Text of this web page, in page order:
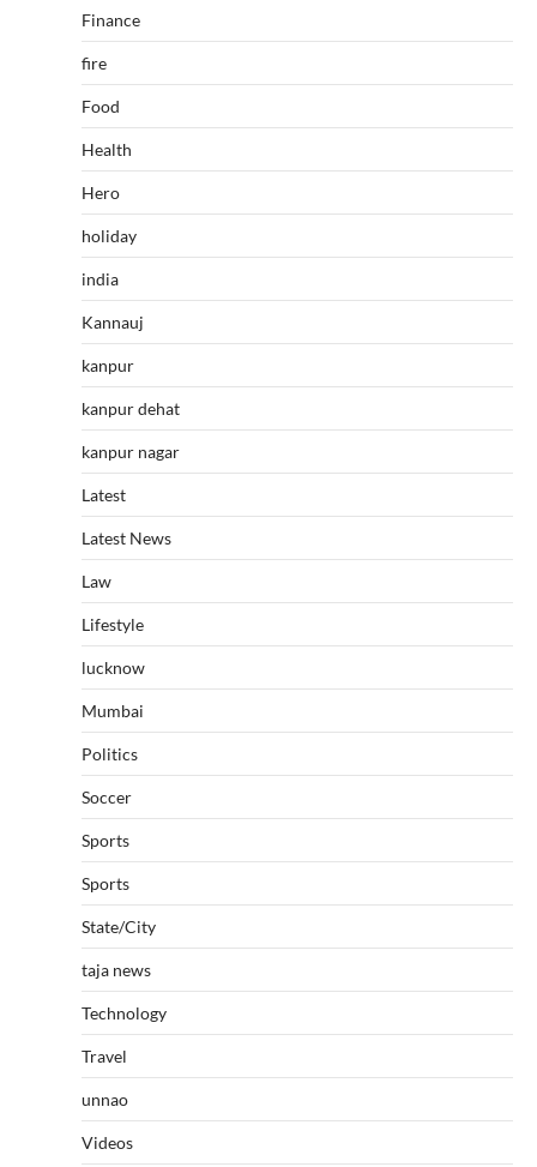
Finance
fire
Food
Health
Hero
holiday
india
Kannauj
kanpur
kanpur dehat
kanpur nagar
Latest
Latest News
Law
Lifestyle
lucknow
Mumbai
Politics
Soccer
Sports
Sports
State/City
taja news
Technology
Travel
unnao
Videos